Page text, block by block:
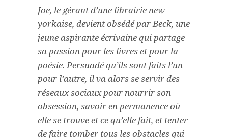
Joe, le gérant d’une librairie new-
yorkaise, devient obsédé par Beck, une
jeune aspirante écrivaine qui partage
sa passion pour les livres et pour la
poésie. Persuadé qu’ils sont faits l’un
pour l’autre, il va alors se servir des
réseaux sociaux pour nourrir son
obsession, savoir en permanence où
elle se trouve et ce qu’elle fait, et tenter
de faire tomber tous les obstacles qui